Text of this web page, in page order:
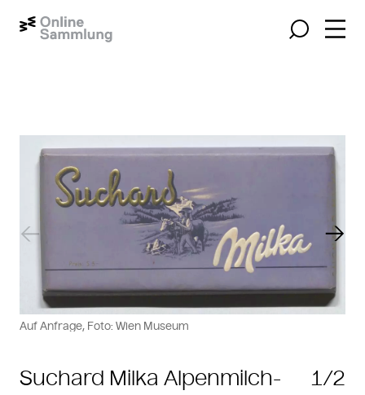
Suche
Suchard Milka Alpenmilch-
1/2
Größeres Bild zeigen
Auf Anfrage, Foto: Wien Museum
Vorheriger Slide